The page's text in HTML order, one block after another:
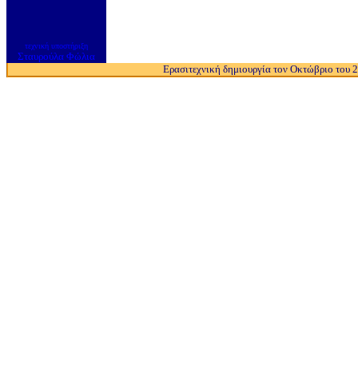
τεχνική υποστήριξη
Σταυρούλα Φώλια
Ερασιτεχνική δημιουργία τον Οκτώβριο